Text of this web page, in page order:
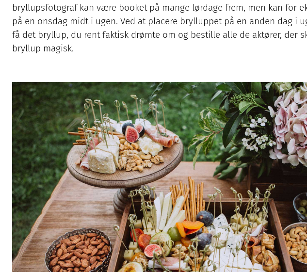
bryllupsfotograf kan være booket på mange lørdage frem, men kan for
på en onsdag midt i ugen. Ved at placere brylluppet på en anden dag i
få det bryllup, du rent faktisk drømte om og bestille alle de aktører, der
bryllup magisk.